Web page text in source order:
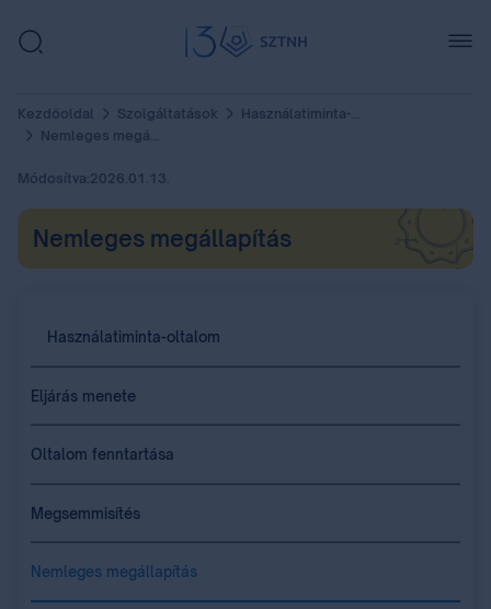
Kezdőoldal Szolgáltatások
Használatiminta-oltalom
Nemleges megállapítás
Módosítva:2026.01.13.
Nemleges megállapítás
Használatiminta-oltalom
Eljárás menete
Oltalom fenntartása
Megsemmisítés
Nemleges megállapítás